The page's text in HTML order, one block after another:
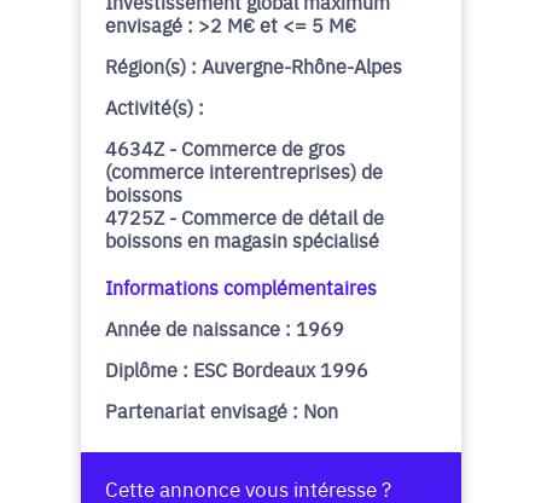
envisagé : >2 M€ et <= 5 M€
Région(s) : Auvergne-Rhône-Alpes
Activité(s) :
4634Z - Commerce de gros
(commerce interentreprises) de
boissons
4725Z - Commerce de détail de
boissons en magasin spécialisé
Informations complémentaires
Année de naissance : 1969
Diplôme : ESC Bordeaux 1996
Partenariat envisagé : Non
Cette annonce vous intéresse ?